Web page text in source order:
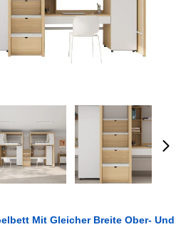
Mit Gleicher Breite Ober- Und